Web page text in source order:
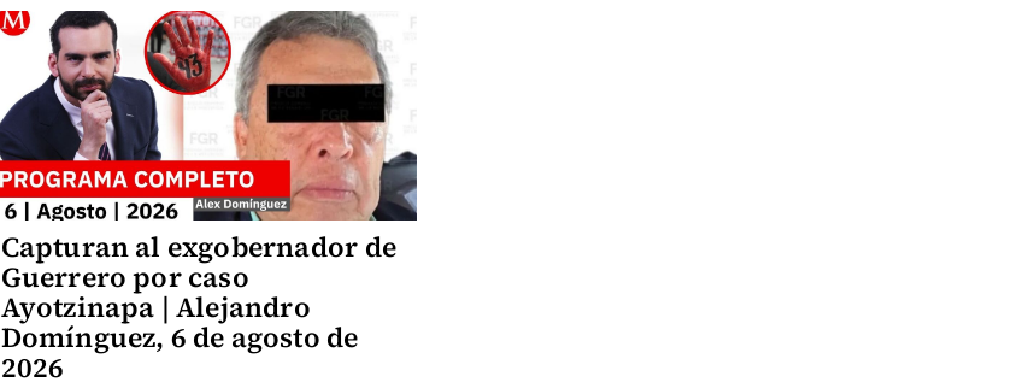
Capturan al exgobernador de
Guerrero por caso
Ayotzinapa | Alejandro
Domínguez, 6 de agosto de
2026